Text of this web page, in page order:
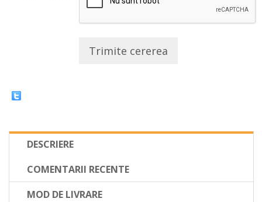
Trimite cererea
DESCRIERE
COMENTARII RECENTE
MOD DE LIVRARE